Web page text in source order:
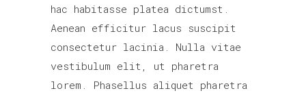
hac habitasse platea dictumst.
Aenean efficitur lacus suscipit
consectetur lacinia. Nulla vitae
vestibulum elit, ut pharetra
lorem. Phasellus aliquet pharetra